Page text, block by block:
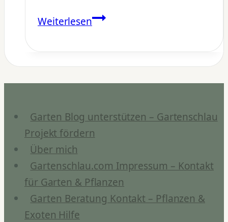
WeiterlesenLED
150W
Test:
Bioledex
X1D
Review
Garten Blog unterstützen – Gartenschlau
Projekt fördern
Über mich
Gartenschlau.com Impressum – Kontakt
für Garten & Pflanzen
Garten Beratung Kontakt – Pflanzen &
Exoten Hilfe